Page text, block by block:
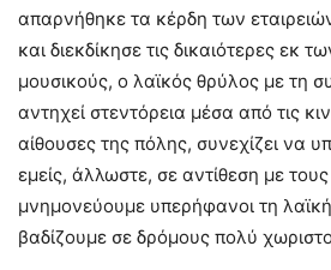
απαρνήθηκε τα κέρδη των
και διεκδίκησε τις δικαιότερες εκ
μουσικούς, ο λαϊκός θρύλος με τη
αντηχεί στεντόρεια μέσα από τις
αίθουσες της πόλης, συνεχίζει να
εμείς, άλλωστε, σε αντίθεση με τους
μνημονεύουμε υπερήφανοι τη
βαδίζουμε σε δρόμους πολύ